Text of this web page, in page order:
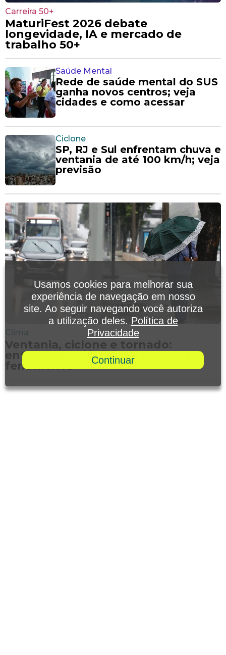
Carreira 50+
MaturiFest 2026 debate
longevidade, IA e mercado de
trabalho 50+
Saúde Mental
Rede de saúde mental do SUS
ganha novos centros; veja
cidades e como acessar
Ciclone
SP, RJ e Sul enfrentam chuva e
ventania de até 100 km/h; veja
previsão
Clima
Ventania, ciclone e tornado:
entenda as diferenças entre os
fenômenos
Usamos cookies para melhorar sua
experiência de navegação em nosso
site. Ao seguir navegando você autoriza
a utilização deles. Política de
Privacidade
Continuar